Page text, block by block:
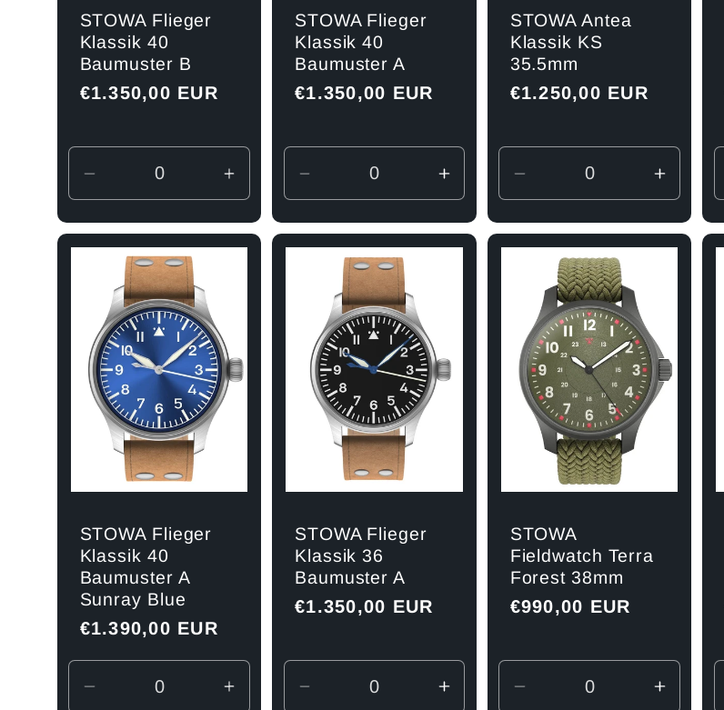
STOWA Flieger
Klassik 40
Baumuster B
Normaler
€1.350,00 EUR
Verringere
die
Menge
für
Default
Title
Erhöhe
die
Menge
für
STOWA Flieger
Klassik 40
Baumuster A
Normaler
€1.350,00 EUR
Verringere
die
Menge
für
Default
Title
Erhöhe
die
Menge
für
STOWA Antea
Klassik KS
35.5mm
Normaler
€1.250,00 EUR
Verringere
die
Menge
für
Default
Title
Erhöhe
die
Menge
für
STOWA Flieger
Klassik 40
Baumuster A
Sunray Blue
Normaler
€1.390,00 EUR
Verringere
Erhöhe
STOWA Flieger
Klassik 36
Baumuster A
Normaler
€1.350,00 EUR
Verringere
Erhöhe
STOWA
Fieldwatch Terra
Forest 38mm
Normaler
€990,00 EUR
Verringere
Erhöhe